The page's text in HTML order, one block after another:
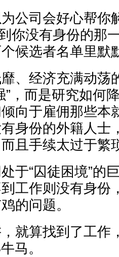
司会好心帮你
你没有身份的那
候选者名单里默
经济充满动荡
”，而是研究如何
向于雇佣那些本
身份的外籍人士
且手续太过于繁
“囚徒困境”的
工作则没有身份
的问题。
算找到了工作
马。